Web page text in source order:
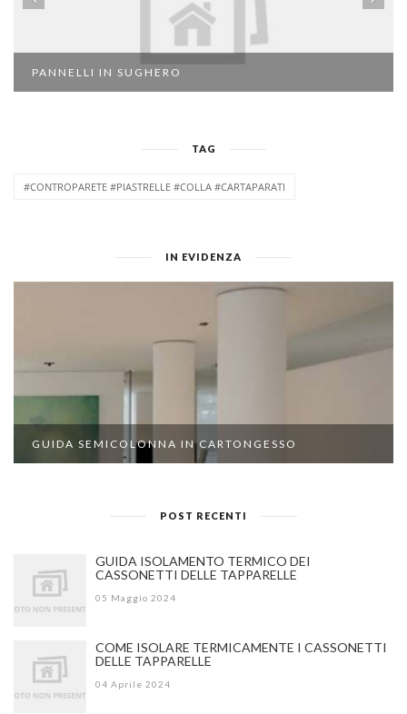
PANNELLI IN SUGHERO
TAG
#CONTROPARETE #PIASTRELLE #COLLA #CARTAPARATI
IN EVIDENZA
GUIDA SEMICOLONNA IN CARTONGESSO
POST RECENTI
GUIDA ISOLAMENTO TERMICO DEI
CASSONETTI DELLE TAPPARELLE
05 Maggio 2024
COME ISOLARE TERMICAMENTE I CASSONETTI
DELLE TAPPARELLE
04 Aprile 2024